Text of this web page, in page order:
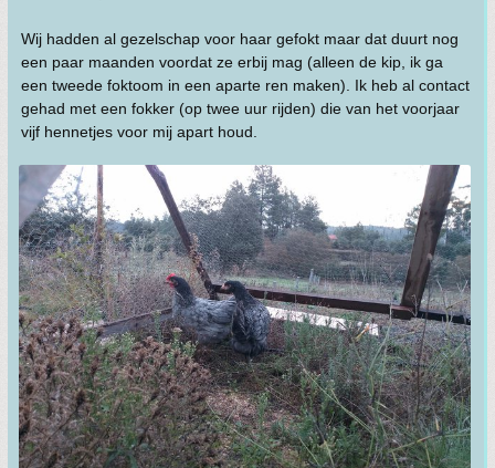
Wij hadden al gezelschap voor haar gefokt maar dat duurt nog
een paar maanden voordat ze erbij mag (alleen de kip, ik ga
een tweede foktoom in een aparte ren maken). Ik heb al contact
gehad met een fokker (op twee uur rijden) die van het voorjaar
vijf hennetjes voor mij apart houd.